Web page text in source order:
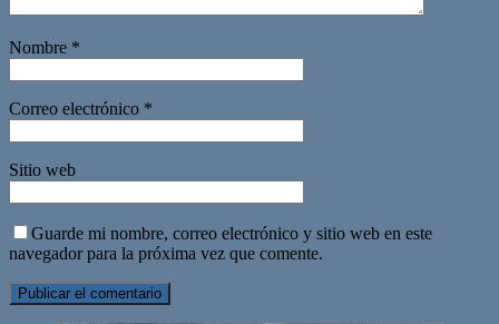
Nombre *
Correo electrónico *
Sitio web
Guarde mi nombre, correo electrónico y sitio web en este
navegador para la próxima vez que comente.